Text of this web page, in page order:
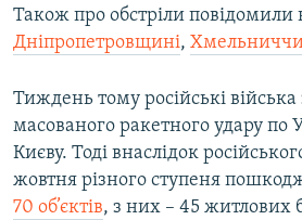
Також про обстріли повідомили
Дніпропетровщині,
Тиждень тому російські війська
масованого ракетного удару по
Києву. Тоді внаслідок
жовтня різного ступеня
70 об’єктів, з них – 45 житлових